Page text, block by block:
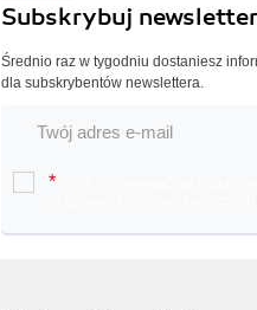
Subskrybuj
Średnio raz w tygodniu dostaniesz
dla subskrybentów newslettera.
*